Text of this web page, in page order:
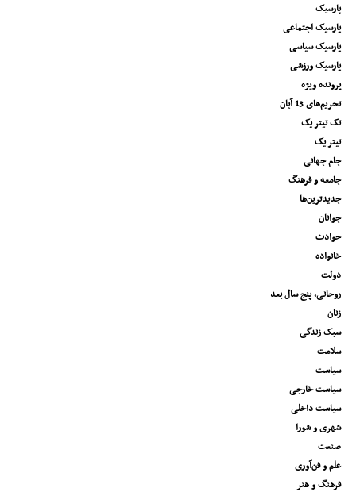
پارسیک
پارسیک اجتماعی
پارسیک سیاسی
پارسیک ورزشی
پرونده ویژه
تحریم‌های 13 آبان
تک تیتر یک
تیتر یک
جام جهانی
جامعه و فرهنگ
جدیدترین‌ها
جوانان
حوادث
خانواده
دولت
روحانی، پنج سال بعد
زنان
سبک زندگی
سلامت
سیاست
سیاست خارجی
سیاست داخلی
شهری و شورا
صنعت
علم و فن‌آوری
فرهنگ و هنر